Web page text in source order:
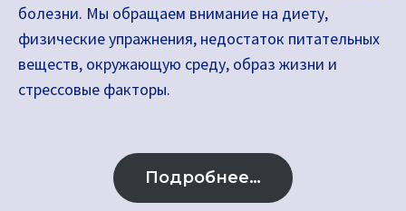
болезни. Мы обращаем внимание на диету,
физические упражнения, недостаток питательных
веществ, окружающую среду, образ жизни и
стрессовые факторы.
Подробнее…